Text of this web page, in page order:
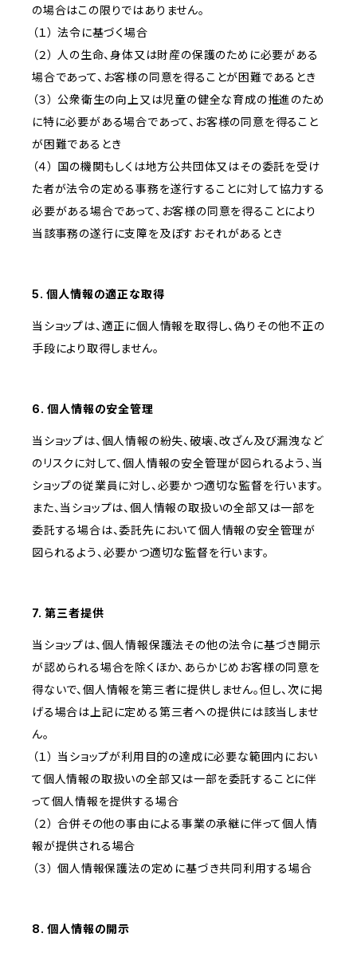
の場合はこの限りではありません。
（１） 法令に基づく場合
（２） 人の生命、身体又は財産の保護のために必要がある
場合であって、お客様の同意を得ることが困難であるとき
（３） 公衆衛生の向上又は児童の健全な育成の推進のため
に特に必要がある場合であって、お客様の同意を得ること
が困難であるとき
（４） 国の機関もしくは地方公共団体又はその委託を受け
た者が法令の定める事務を遂行することに対して協力する
必要がある場合であって、お客様の同意を得ることにより
当該事務の遂行に支障を及ぼすおそれがあるとき
5. 個人情報の適正な取得
当ショップは、適正に個人情報を取得し、偽りその他不正の
手段により取得しません。
6. 個人情報の安全管理
当ショップは、個人情報の紛失、破壊、改ざん及び漏洩など
のリスクに対して、個人情報の安全管理が図られるよう、当
ショップの従業員に対し、必要かつ適切な監督を行います。
また、当ショップは、個人情報の取扱いの全部又は一部を
委託する場合は、委託先において個人情報の安全管理が
図られるよう、必要かつ適切な監督を行います。
7. 第三者提供
当ショップは、個人情報保護法その他の法令に基づき開示
が認められる場合を除くほか、あらかじめお客様の同意を
得ないで、個人情報を第三者に提供しません。但し、次に掲
げる場合は上記に定める第三者への提供には該当しませ
ん。
（１） 当ショップが利用目的の達成に必要な範囲内におい
て個人情報の取扱いの全部又は一部を委託することに伴
って個人情報を提供する場合
（２） 合併その他の事由による事業の承継に伴って個人情
報が提供される場合
（３） 個人情報保護法の定めに基づき共同利用する場合
8. 個人情報の開示